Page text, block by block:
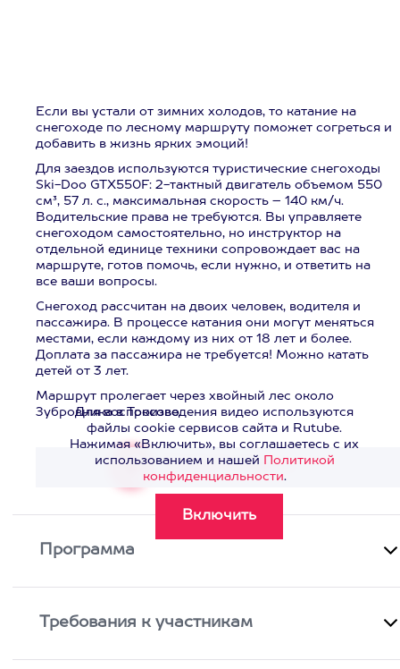
Если вы устали от зимних холодов, то катание на
снегоходе по лесному маршруту поможет согреться и
добавить в жизнь ярких эмоций!
Для заездов используются туристические снегоходы
Ski-Doo GTX550F: 2-тактный двигатель объемом 550
см³, 57 л. с., максимальная скорость – 140 км/ч.
Водительские права не требуются. Вы управляете
снегоходом самостоятельно, но инструктор на
отдельной единице техники сопровождает вас на
маршруте, готов помочь, если нужно, и ответить на
все ваши вопросы.
Снегоход рассчитан на двоих человек, водителя и
пассажира. В процессе катания они могут меняться
местами, если каждому из них от 18 лет и более.
Доплата за пассажира не требуется! Можно катать
детей от 3 лет.
Маршрут пролегает через хвойный лес около
Зубровника в Токсово.
Смотреть видео>
Для воспроизведения видео используются
файлы cookie сервисов сайта и Rutube.
Нажимая «Включить», вы соглашаетесь с их
использованием и нашей Политикой
конфиденциальности.
Программа
Требования к участникам